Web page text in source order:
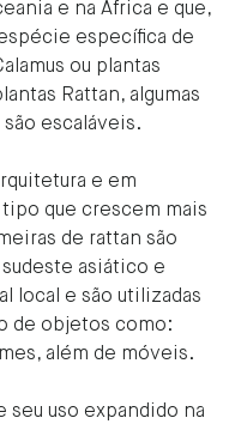
e na África e que,
específica de
ou plantas
Rattan, algumas
escaláveis.
e em
que crescem mais
de rattan são
asiático e
local e são utilizadas
de objetos como:
além de móveis.
seu uso expandido na